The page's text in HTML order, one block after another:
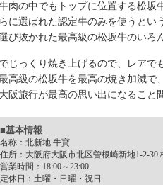
肉の中でもトップに位置する松
に選ばれた認定牛のみを使うと
び抜かれた最高級の松坂牛のいろ
じっくり焼き上げるので、レアで
高級の松坂牛を最高の焼き加減で
阪旅行が最高の思い出になること
■基本情報
名称：北新地 牛寶
住所：大阪府大阪市北区曽根崎新地1-2-30
営業時間：18:00～23:00
定休日：土曜・日曜・祝日